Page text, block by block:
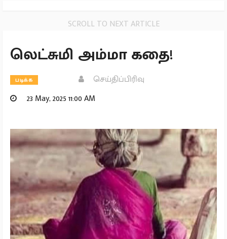
SCROLL TO NEXT ARTICLE
லெட்சுமி அம்மா கதை!
படிக்க
செய்திப்பிரிவு
23 May, 2025 11:00 AM